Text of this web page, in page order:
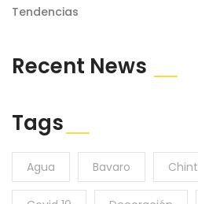
Tendencias
Recent News
Tags
Agua Bavaro Chint